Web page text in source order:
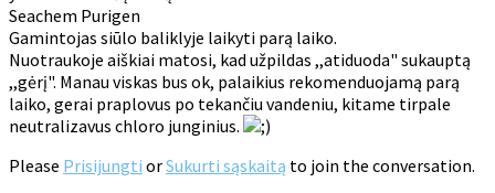
Seachem Purigen
Gamintojas siūlo baliklyje laikyti parą laiko.
Nuotraukoje aiškiai matosi, kad užpildas ,,atiduoda" sukauptą
,,gėrį". Manau viskas bus ok, palaikius rekomenduojamą parą
laiko, gerai praplovus po tekančiu vandeniu, kitame tirpale
neutralizavus chloro junginius.
Please Prisijungti orSukurti sąskaitą to join the conversation.